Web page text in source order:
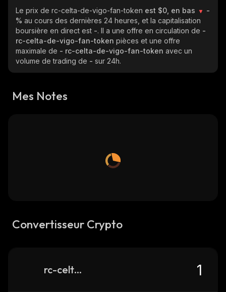
Le prix de rc-celta-de-vigo-fan-token est $0, en bas
-
% au cours des dernières 24 heures, et la capitalisation
boursière en direct est -. Il a une offre en circulation de -
rc-celta-de-vigo-fan-token pièces et une offre
maximale de - rc-celta-de-vigo-fan-token avec un
volume de trading de - sur 24h.
Mes Notes
Convertisseur Crypto
rc-celta-de-vigo-fan-token